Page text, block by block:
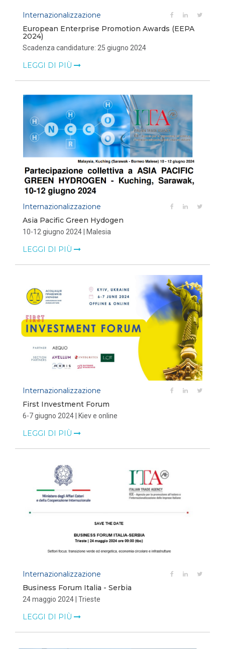
Internazionalizzazione
European Enterprise Promotion Awards (EEPA
2024)
Scadenza candidature: 25 giugno 2024
LEGGI DI PIÙ
Internazionalizzazione
Asia Pacific Green Hydogen
10-12 giugno 2024 | Malesia
LEGGI DI PIÙ
Internazionalizzazione
First Investment Forum
6-7 giugno 2024 | Kiev e online
LEGGI DI PIÙ
Internazionalizzazione
Business Forum Italia - Serbia
24 maggio 2024 | Trieste
LEGGI DI PIÙ